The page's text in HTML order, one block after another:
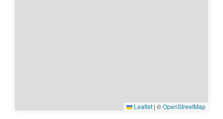
Leaflet | ©OpenStreetMap